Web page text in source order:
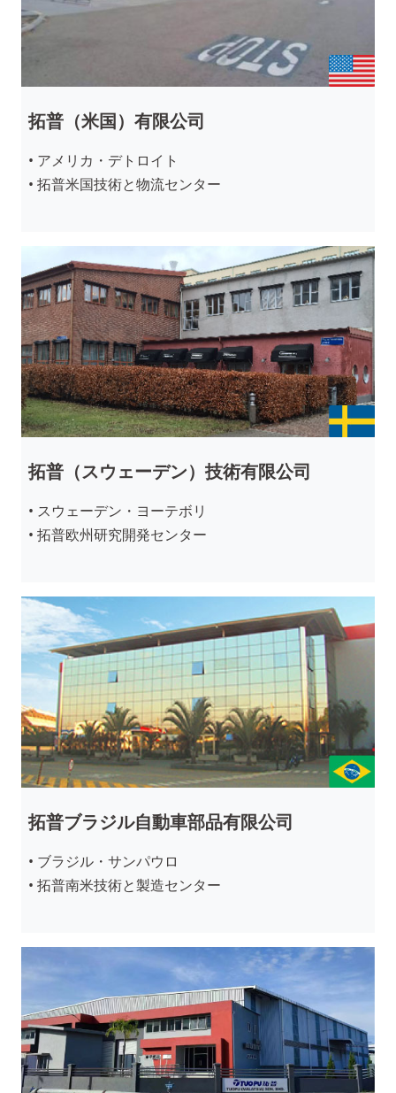
拓普（米国）有限公司
• アメリカ・デトロイト
• 拓普米国技術と物流センター
拓普（スウェーデン）技術有限公司
• スウェーデン・ヨーテボリ
• 拓普欧州研究開発センター
拓普ブラジル自動車部品有限公司
• ブラジル・サンパウロ
• 拓普南米技術と製造センター